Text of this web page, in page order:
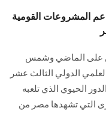
المشروعات القومية
عين على الماضي وشمس
الدولي الثالث عشر
الحيوي الذي تلعبه
التي تشهدها مصر من